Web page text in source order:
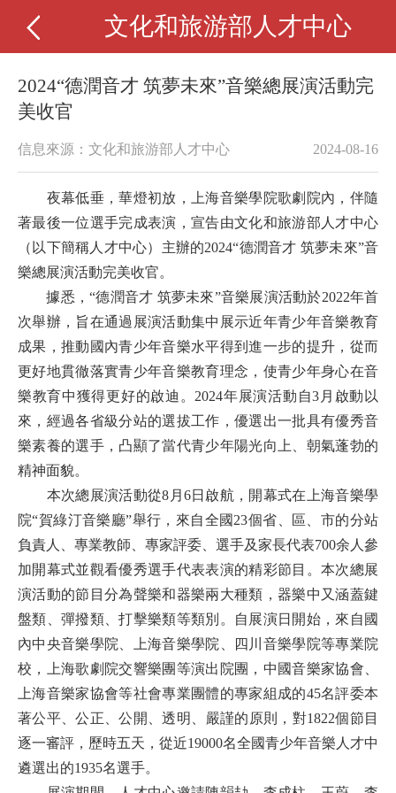
文化和旅游部人才中心
2024“德潤音才 筑夢未來”音樂總展演活動完
美收官
信息來源：文化和旅游部人才中心 2024-08-16
夜幕低垂，華燈初放，上海音樂學院歌劇院內，伴隨
著最後一位選手完成表演，宣告由文化和旅游部人才中心
（以下簡稱人才中心）主辦的2024“德潤音才 筑夢未來”音
樂總展演活動完美收官。
據悉，“德潤音才 筑夢未來”音樂展演活動於2022年首
次舉辦， 旨在通過展演活動集中展示近年青少年音樂教育
成果，推動國內青少年音樂水平得到進一步的提升，從而
更好地貫徹落實青少年音樂教育理念，使青少年身心在音
樂教育中獲得更好的啟迪。 2024年展演活動 自3月啟動以
來，經過各省級分站的選拔工作，優選出一批具有優秀音
樂素養的選手，凸顯了當代青少年陽光向上、朝氣蓬勃的
精神面貌。
本次總展演活動從8月6日啟航， 開幕式在上海音樂學
院“賀綠汀音樂廳”舉行，來自全國23個省、區、市的分站
負責人、專業教師、專家評委、選手及家長代表700余人參
加開幕式並觀看優秀選手代表表演的精彩節目。本次總展
演活動的節目分為聲樂和器樂兩大種類，器樂中又涵蓋鍵
盤類、彈撥類、打擊樂類等類別。
自展演日開始，來自國
內中央音樂學院、上海音樂學院、四川音樂學院等專業院
校，上海歌劇院交響樂團等演出院團，中國音樂家協會、
上海音樂家協會等社會專業團體的專家組成的45名評委本
著公平、公正、公開、透明、嚴謹的原則，對1822個節目
逐一審評， 歷時五天，從近19000名全國青少年音樂人才中
遴選出的1935名選手。